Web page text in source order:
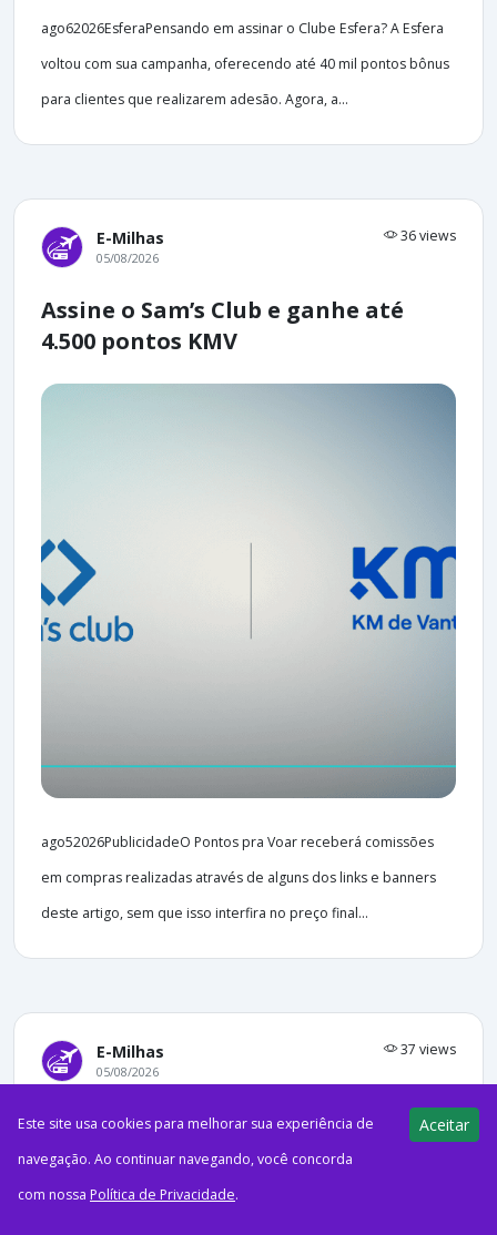
ago62026EsferaPensando em assinar o Clube Esfera? A Esfera
voltou com sua campanha, oferecendo até 40 mil pontos bônus
para clientes que realizarem adesão. Agora, a...
E-Milhas 36 views
05/08/2026
Assine o Sam’s Club e ganhe até
4.500 pontos KMV
ago52026PublicidadeO Pontos pra Voar receberá comissões
em compras realizadas através de alguns dos links e banners
deste artigo, sem que isso interfira no preço final...
E-Milhas 37 views
05/08/2026
GOL leva show infantil para voo
entre Fortaleza e São Paulo
Este site usa cookies para melhorar sua experiência de
navegação. Ao continuar navegando, você concorda
com nossa Política de Privacidade.
Aceitar